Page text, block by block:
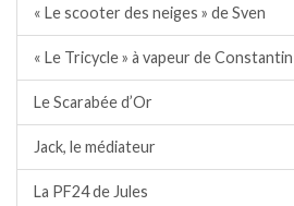
« Le scooter des neiges » de Sven
« Le Tricycle » à vapeur de Constantin
Le Scarabée d’Or
Jack, le médiateur
La PF24 de Jules